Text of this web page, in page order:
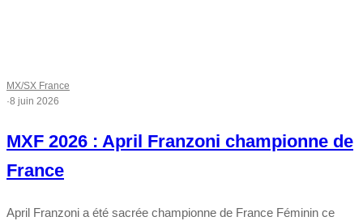
MX/SX France
·8 juin 2026
MXF 2026 : April Franzoni championne de
France
April Franzoni a été sacrée championne de France Féminin ce